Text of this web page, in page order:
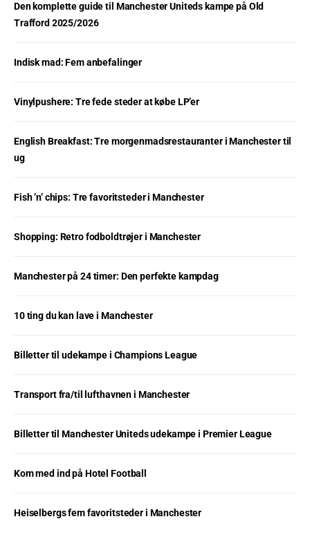
Den komplette guide til Manchester Uniteds kampe på Old
Trafford 2025/2026
Indisk mad: Fem anbefalinger
Vinylpushere: Tre fede steder at købe LP’er
English Breakfast: Tre morgenmadsrestauranter i Manchester til
ug
Fish ’n’ chips: Tre favoritsteder i Manchester
Shopping: Retro fodboldtrøjer i Manchester
Manchester på 24 timer: Den perfekte kampdag
10 ting du kan lave i Manchester
Billetter til udekampe i Champions League
Transport fra/til lufthavnen i Manchester
Billetter til Manchester Uniteds udekampe i Premier League
Kom med ind på Hotel Football
Heiselbergs fem favoritsteder i Manchester